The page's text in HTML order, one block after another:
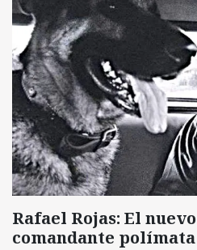
Rafael Rojas: El
comandante polímata